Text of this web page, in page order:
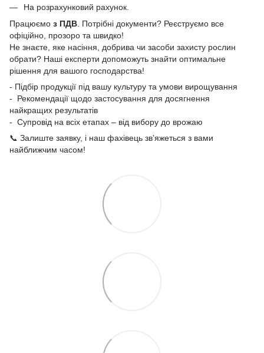
На розрахунковий рахунок.
Працюємо з ПДВ . Потрібні документи? Реєструємо все
офіційно, прозоро та швидко!
Не знаєте, яке насіння, добрива чи засоби захисту рослин
обрати? Наші експерти допоможуть знайти оптимальне
рішення для вашого господарства!
- Підбір продукції під вашу культуру та умови вирощування
- Рекомендації щодо застосування для досягнення
найкращих результатів
- Супровід на всіх етапах – від вибору до врожаю
📞 Залиште заявку, і наш фахівець зв’яжеться з вами
найближчим часом!